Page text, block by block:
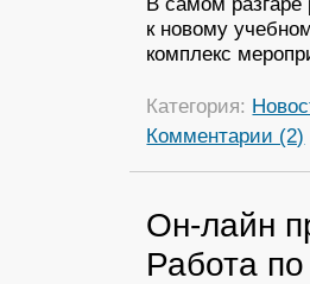
к новому
комплекс
Категория:
Комментарии (2)
Он-лайн
Работа